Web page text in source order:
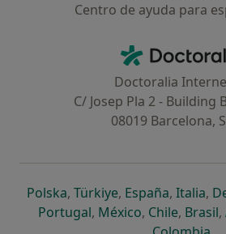
Centro de ayuda para
Doctoralia
C/ Josep Pla 2 - Building
08019 Barcelona,
Polskase abre en una nueva
, Türkiyese abre en una
, Españase abre
, Italiase
,
Portugalse abre en una
, Méxicose abre en
, Chilese abre
, Brasil,